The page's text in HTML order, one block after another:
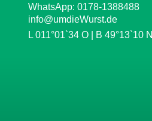
WhatsApp: 0178-1388488
info@umdieWurst.de
L 011°01`34 O | B 49°13`10 N